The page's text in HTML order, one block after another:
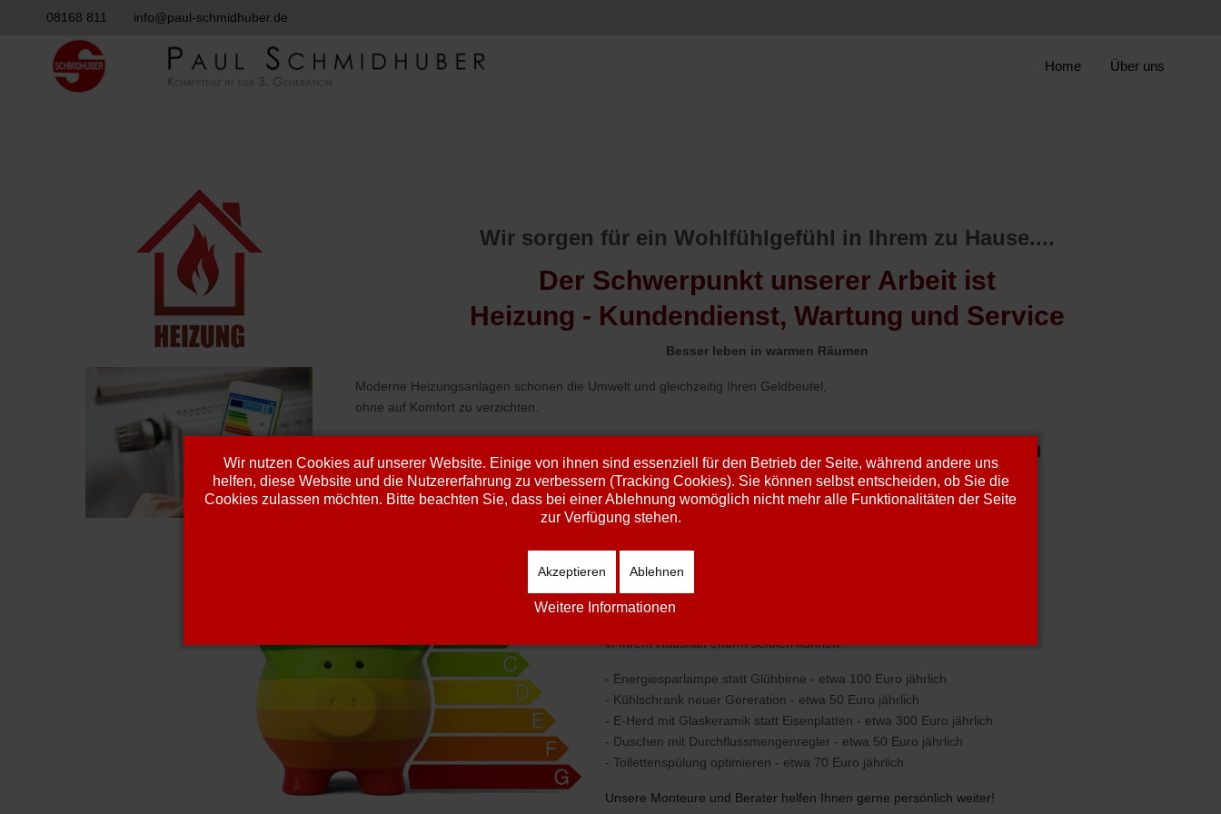
08168 811 info@paul-schmidhuber.de
Home Über uns
Wir sorgen für ein Wohlfühlgefühl in Ihrem zu Hause....
Der Schwerpunkt unserer Arbeit ist
Heizung - Kundendienst, Wartung und Service
Besser leben in warmen Räumen
Moderne Heizungsanlagen schonen die Umwelt und gleichzeitig Ihren Geldbeutel,
ohne auf Komfort zu verzichten.
...und lassen Sie damit auch noch bares Geld sparen
Heute heisst es: Nicht erst Energiesparer werden - sondern Energiesparer sein!
in Ihrem Haushalt enorm senken können?
- Energiesparlampe statt Glühbirne - etwa 100 Euro jährlich
- Kühlschrank neuer Gereration - etwa 50 Euro jährlich
- E-Herd mit Glaskeramik statt Eisenplatten - etwa 300 Euro jährlich
- Duschen mit Durchflussmengenregler - etwa 50 Euro jährlich
- Toilettenspülung optimieren - etwa 70 Euro jährlich
Unsere Monteure und Berater helfen Ihnen gerne persönlich weiter!
Wir nutzen Cookies auf unserer Website. Einige von ihnen sind essenziell für den Betrieb der Seite, während andere uns
helfen, diese Website und die Nutzererfahrung zu verbessern (Tracking Cookies). Sie können selbst entscheiden, ob Sie die
Cookies zulassen möchten. Bitte beachten Sie, dass bei einer Ablehnung womöglich nicht mehr alle Funktionalitäten der Seite
zur Verfügung stehen.
Akzeptieren Ablehnen
Weitere Informationen